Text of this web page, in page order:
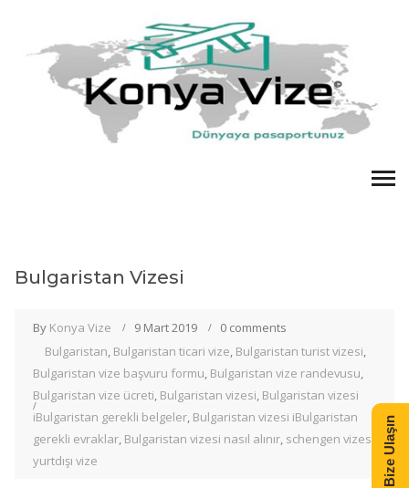
Bulgaristan Vizesi
By Konya Vize 9 Mart 2019
0 comments
Bulgaristan, Bulgaristan ticari vize, Bulgaristan turist vizesi,
Bulgaristan vize başvuru formu, Bulgaristan vize randevusu,
Bulgaristan vize ücreti, Bulgaristan vizesi, Bulgaristan vizesi
iBulgaristan gerekli belgeler, Bulgaristan vizesi iBulgaristan
gerekli evraklar, Bulgaristan vizesi nasıl alınır, schengen vizesi
yurtdışı vize
Bize Ulaşın